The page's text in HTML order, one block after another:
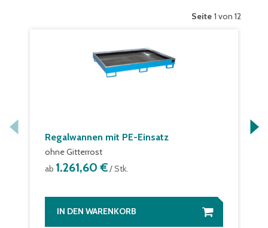
Seite 1 von 12
Regalwannen mit PE-Einsatz
ohne Gitterrost
ab 1.261,60 €/ Stk.
IN DEN WARENKORB